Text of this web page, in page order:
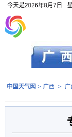
今天是2026年8月7日
中国天气网 > 广西 > 广